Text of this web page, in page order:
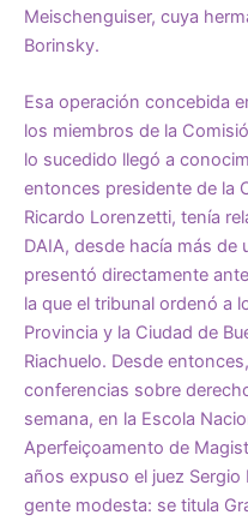
Meischenguiser, cuya
Borinsky.
Esa operación concebida
los miembros de la
lo sucedido llegó a
entonces presidente de la
Ricardo Lorenzetti, tenía
DAIA, desde hacía más de
presentó directamente
la que el tribunal ordenó a
Provincia y la Ciudad de
Riachuelo. Desde
conferencias sobre
semana, en la Escola
Aperfeiçoamento de
años expuso el juez
gente modesta: se titula